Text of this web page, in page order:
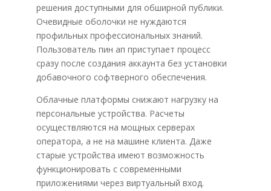
решения доступными для обширной публики.
Очевидные оболочки не нуждаются
профильных профессиональных знаний.
Пользователь пин ап приступает процесс
сразу после создания аккаунта без установки
добавочного софтверного обеспечения.
Облачные платформы снижают нагрузку на
персональные устройства. Расчеты
осуществляются на мощных серверах
оператора, а не на машине клиента. Даже
старые устройства имеют возможность
функционировать с современными
приложениями через виртуальный вход.